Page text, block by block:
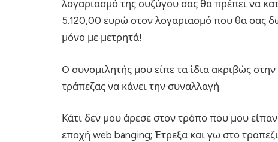
λογαριασμό της συζύγου σας θα πρέπει να
5.120,00 ευρώ στον λογαριασμό που θα σας
μόνο με μετρητά!
Ο συνομιλητής μου είπε τα ίδια ακριβώς
τράπεζας να κάνει την συναλλαγή.
Κάτι δεν μου άρεσε στον τρόπο που μου
εποχή web banging; Έτρεξα και γω στο